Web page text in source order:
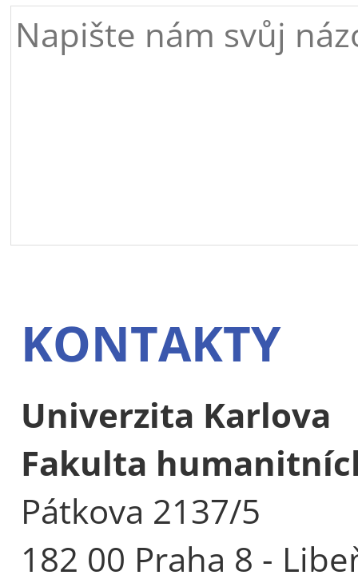
KONTAKTY
Univerzita Karlova
Fakulta
Pátkova 2137/5
182 00 Praha 8 -